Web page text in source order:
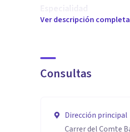
Especialidad
Amo y creo en lo que
Separación, duelo,
comportamentales,
Licenciada por la
coaching, técnicas
Ver descripción completa
Consultas
Dirección principal
Carrer del Comte